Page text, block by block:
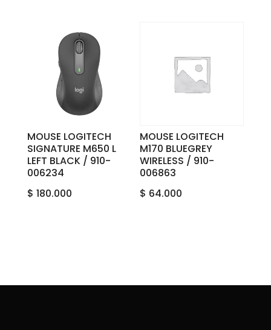
MOUSE LOGITECH
SIGNATURE M650 L
LEFT BLACK / 910-
006234
$ 180.000
MOUSE LOGITECH
M170 BLUEGREY
WIRELESS / 910-
006863
$ 64.000